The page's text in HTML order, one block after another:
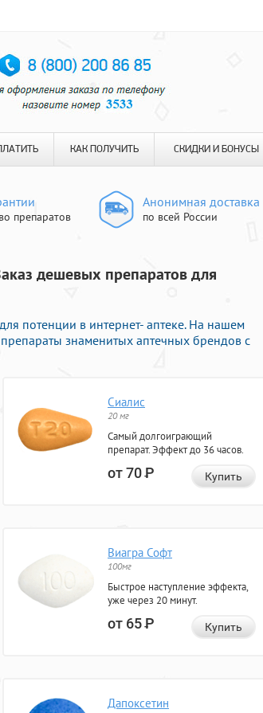
КАК ПОЛУЧИТЬ СКИДКИ И БОНУСЫ
препаратов
Анонимная доставка
по всей России
дешевых препаратов для
потенции в интернет- аптеке. На нашем
знаменитых аптечных брендов с
Сиалис
20 мг
Самый долгоиграющий
препарат. Эффект до 36 часов.
от 70Р Купить
Виагра Софт
100мг
Быстрое наступление эффекта,
уже через 20 минут.
от 65Р Купить
Дапоксетин